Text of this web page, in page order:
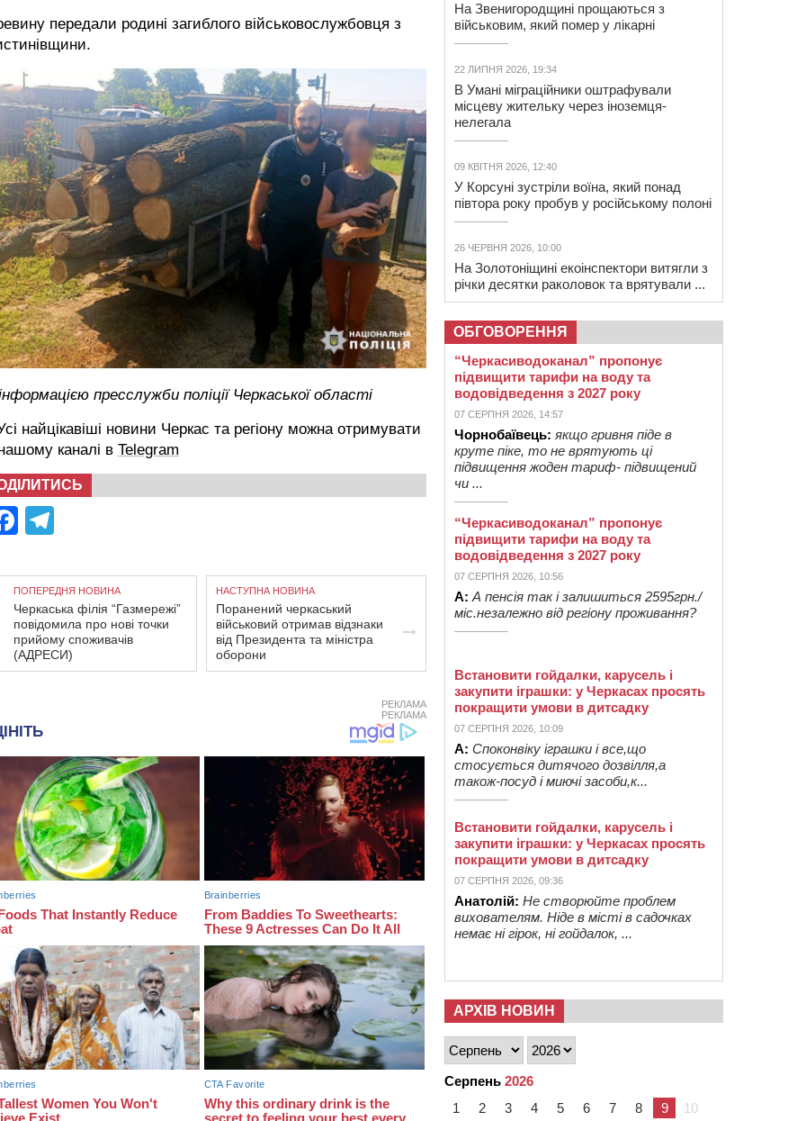
передали родині загиблого військовослужбовця з
пресслужби поліції Черкаської області
найцікавіші новини Черкас та регіону можна отримувати
каналі в Telegram
Facebook
ПОПЕРЕДНЯ НОВИНА
Черкаська філія “Газмережі”
повідомила про нові точки
прийому споживачів
(АДРЕСИ)
НАСТУПНА НОВИНА
Поранений черкаський
військовий отримав відзнаки
від Президента та міністра
оборони
РЕКЛАМА
РЕКЛАМА
На Звенигородщині прощаються з
військовим, який помер у лікарні
22 ЛИПНЯ 2026, 19:34
В Умані міграційники оштрафували
місцеву жительку через іноземця-
нелегала
09 КВІТНЯ 2026, 12:40
У Корсуні зустріли воїна, який понад
півтора року пробув у російському полоні
26 ЧЕРВНЯ 2026, 10:00
На Золотоніщині екоінспектори витягли з
річки десятки раколовок та врятували ...
ОБГОВОРЕННЯ
“Черкасиводоканал” пропонує
підвищити тарифи на воду та
водовідведення з 2027 року
07 СЕРПНЯ 2026, 14:57
Чорнобаївець: якщо гривня піде в
круте піке, то не врятують ці
підвищення жоден тариф- підвищений
чи ...
“Черкасиводоканал” пропонує
підвищити тарифи на воду та
водовідведення з 2027 року
07 СЕРПНЯ 2026, 10:56
А: А пенсія так і залишиться 2595грн./
міс.незалежно від регіону проживання?
Встановити гойдалки, карусель і
закупити іграшки: у Черкасах просять
покращити умови в дитсадку
07 СЕРПНЯ 2026, 10:09
А: Споконвіку іграшки і все,що
стосується дитячого дозвілля,а
також-посуд і миючі засоби,к...
Встановити гойдалки, карусель і
закупити іграшки: у Черкасах просять
покращити умови в дитсадку
07 СЕРПНЯ 2026, 09:36
Анатолій: Не створюйте проблем
вихователям. Ніде в місті в садочках
немає ні гірок, ні гойдалок, ...
АРХІВ НОВИН
Серпень 2026
1
2 3 4 5 6 7 8 9 10